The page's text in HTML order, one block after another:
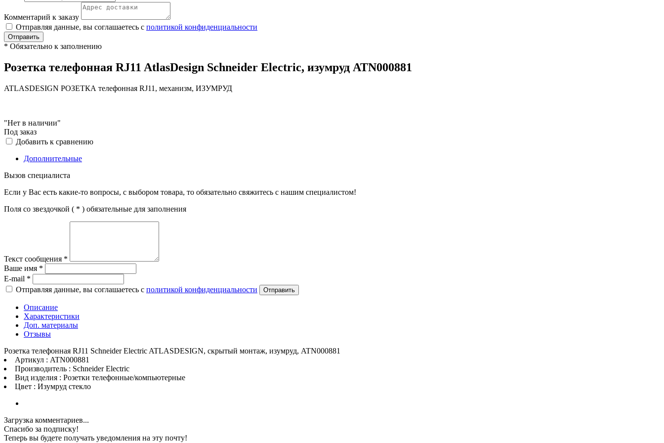
Комментарий к заказу
Отправляя данные, вы соглашаетесь с политикой конфиденциальности
Отправить
* Обязательно к заполнению
Розетка телефонная RJ11 AtlasDesign Schneider Electric, изумруд ATN000881
ATLASDESIGN РОЗЕТКА телефонная RJ11, механизм, ИЗУМРУД
"Нет в наличии"
Под заказ
Добавить к сравнению
Дополнительные
Вызов специалиста
Если у Вас есть какие-то вопросы, с выбором товара, то обязательно свяжитесь с нашим специалистом!
Поля со звездочкой ( * ) обязательные для заполнения
Текст сообщения *
Ваше имя *
E-mail *
Отправляя данные, вы соглашаетесь с политикой конфиденциальности Отправить
Описание
Характеристики
Доп. материалы
Отзывы
Розетка телефонная RJ11 Schneider Electric ATLASDESIGN, скрытый монтаж, изумруд, ATN000881
Артикул : ATN000881
Производитель : Schneider Electric
Вид изделия : Розетки телефонные/компьютерные
Цвет : Изумруд стекло
Загрузка комментариев...
Спасибо за подписку!
Теперь вы будете получать уведомления на эту почту!